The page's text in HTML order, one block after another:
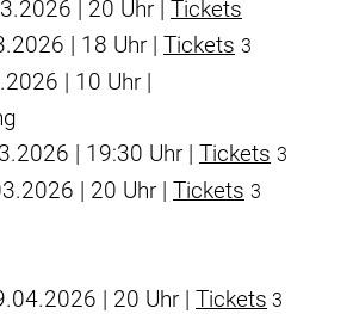
| 20 Uhr | Tickets
| 18 Uhr | Tickets 3
| 10 Uhr |
| 19:30 Uhr | Tickets 3
| 20 Uhr | Tickets 3
| 20 Uhr | Tickets 3